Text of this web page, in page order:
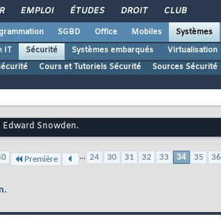
EMPLOI ÉTUDES DROIT CLUB
SGBD Office Mobiles
Systèmes
IT Sécurité Systèmes embarqués Virtualisation
Cours et Tutoriels Sécurité Sources Sécurité
Edward Snowden.
Première ... 24 30 31 32 33 34 35 36